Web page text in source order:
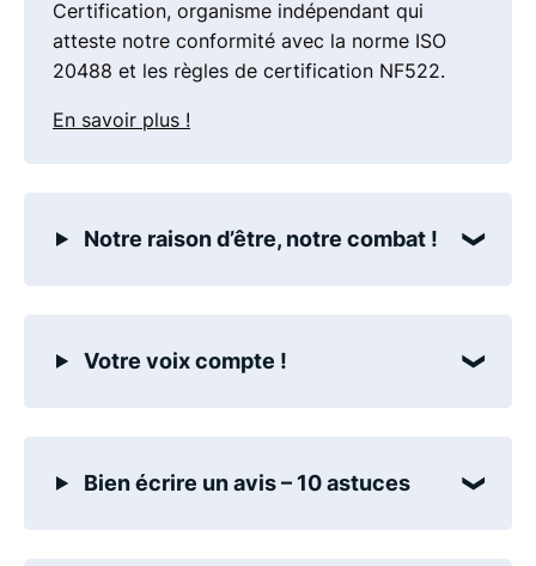
Certification, organisme indépendant qui
atteste notre conformité avec la norme ISO
20488 et les règles de certification NF522.
En savoir plus !
Notre raison d’être, notre combat !
Votre voix compte !
Bien écrire un avis – 10 astuces